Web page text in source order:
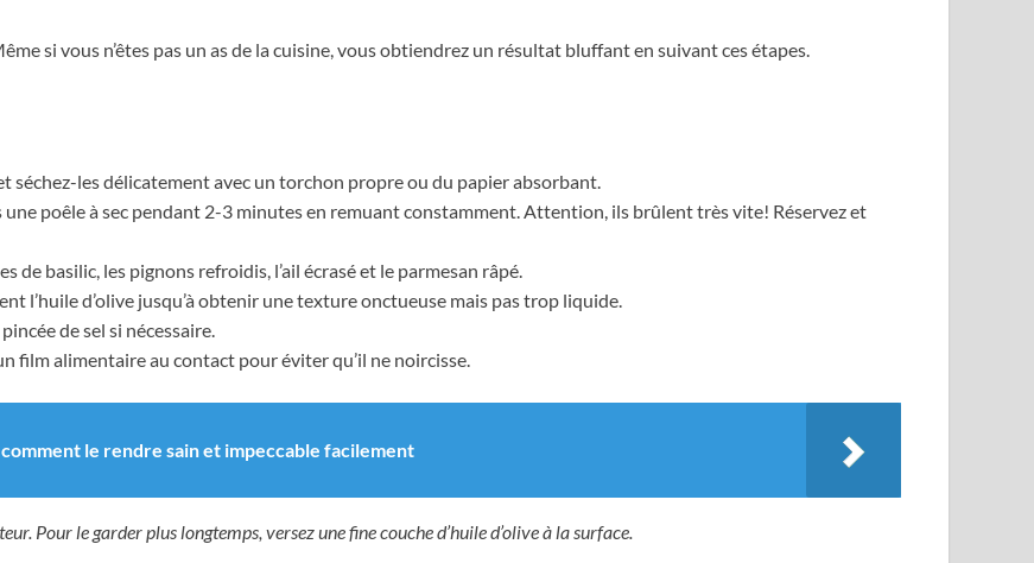
si vous n’êtes pas un as de la cuisine, vous obtiendrez un résultat bluffant en suivant ces étapes.
séchez-les délicatement avec un torchon propre ou du papier absorbant.
une poêle à sec pendant 2-3 minutes en remuant constamment. Attention, ils brûlent très vite! Réservez et
de basilic, les pignons refroidis, l’ail écrasé et le parmesan râpé.
l’huile d’olive jusqu’à obtenir une texture onctueuse mais pas trop liquide.
de sel si nécessaire.
film alimentaire au contact pour éviter qu’il ne noircisse.
le rendre sain et impeccable facilement
Pour le garder plus longtemps, versez une fine couche d’huile d’olive à la surface.